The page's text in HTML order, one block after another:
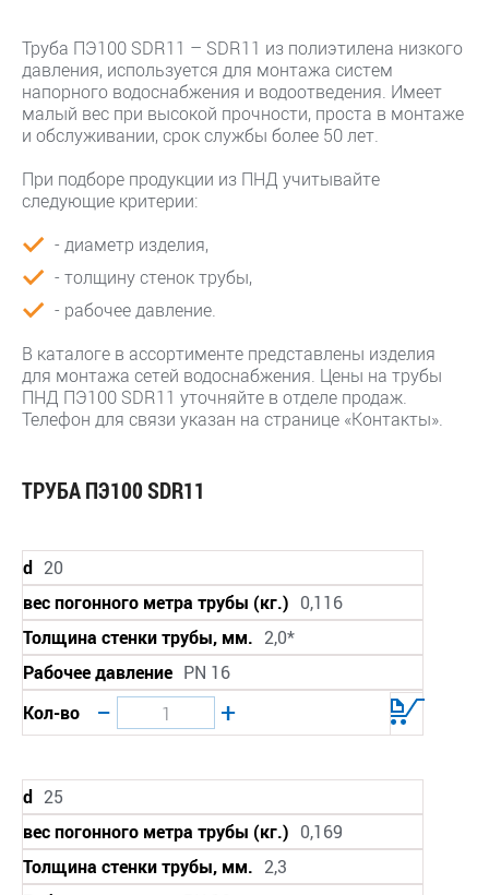
Труба ПЭ100 SDR11 – SDR11 из полиэтилена низкого
давления, используется для монтажа систем
напорного водоснабжения и водоотведения. Имеет
малый вес при высокой прочности, проста в монтаже
и обслуживании, срок службы более 50 лет.
При подборе продукции из ПНД учитывайте
следующие критерии:
- диаметр изделия,
- толщину стенок трубы,
- рабочее давление.
В каталоге в ассортименте представлены изделия
для монтажа сетей водоснабжения. Цены на трубы
ПНД ПЭ100 SDR11 уточняйте в отделе продаж.
Телефон для связи указан на странице «Контакты».
ТРУБА ПЭ100 SDR11
d 20
вес погонного метра трубы (кг.) 0,116
Толщина стенки трубы, мм. 2,0*
Рабочее давление PN 16
Кол-во
− +
d 25
вес погонного метра трубы (кг.) 0,169
Толщина стенки трубы, мм. 2,3